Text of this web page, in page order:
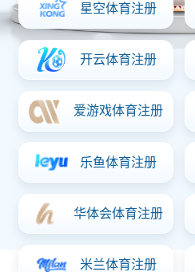
椒麻鸡
热
量：796千焦/100克
储藏方法：0-4℃冷藏保存